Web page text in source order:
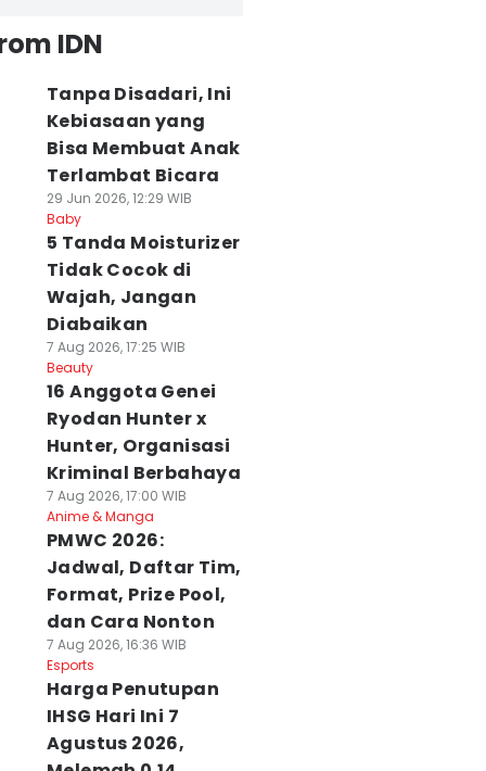
Sulsel
125
Jadi
AI Edukasi
Agu 2026, 00:39 WIB
Gunung Soputan
Sulut Masih
Berasap, 713
Hektare Hangus
06 Agu 2026, 23:49 WIB
News
IDN
Tanpa Disadari, Ini
Kebiasaan yang
Bisa Membuat Anak
Terlambat Bicara
29 Jun 2026, 12:29 WIB
Baby
5 Tanda Moisturizer
Tidak Cocok di
Wajah, Jangan
Diabaikan
7 Aug 2026, 17:25 WIB
Beauty
16 Anggota Genei
Ryodan Hunter x
Hunter, Organisasi
Kriminal Berbahaya
7 Aug 2026, 17:00 WIB
Anime & Manga
PMWC 2026:
Jadwal, Daftar Tim,
Format, Prize Pool,
dan Cara Nonton
7 Aug 2026, 16:36 WIB
Esports
Harga Penutupan
IHSG Hari Ini 7
Agustus 2026,